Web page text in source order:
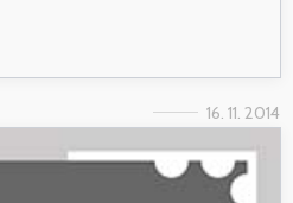
16. 11. 2014